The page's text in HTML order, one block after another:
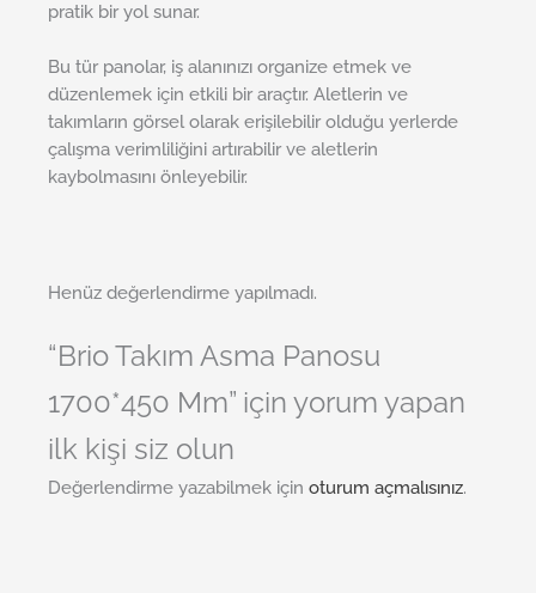
pratik bir yol sunar.
Bu tür panolar, iş alanınızı organize etmek ve
düzenlemek için etkili bir araçtır. Aletlerin ve
takımların görsel olarak erişilebilir olduğu yerlerde
çalışma verimliliğini artırabilir ve aletlerin
kaybolmasını önleyebilir.
Henüz değerlendirme yapılmadı.
“Brio Takım Asma Panosu
1700*450 Mm” için yorum yapan
ilk kişi siz olun
Değerlendirme yazabilmek için oturum açmalısınız.